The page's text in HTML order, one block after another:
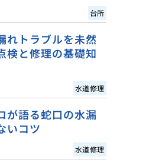
台所
れトラブルを未然
検と修理の基礎知
水道修理
が語る蛇口の水漏
いコツ
水道修理